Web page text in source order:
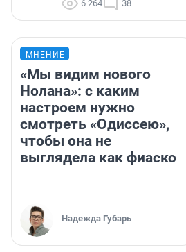
6 264 38
МНЕНИЕ
«Мы видим нового
Нолана»: с каким
настроем нужно
смотреть «Одиссею»,
чтобы она не
выглядела как фиаско
Надежда Губарь